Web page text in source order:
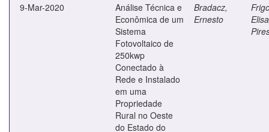
9-Mar-2020
Análise Técnica e
Econômica de um
Sistema
Fotovoltaico de
250kwp
Conectado à
Rede e Instalado
em uma
Propriedade
Rural no Oeste
do Estado do
Bradacz,
Ernesto